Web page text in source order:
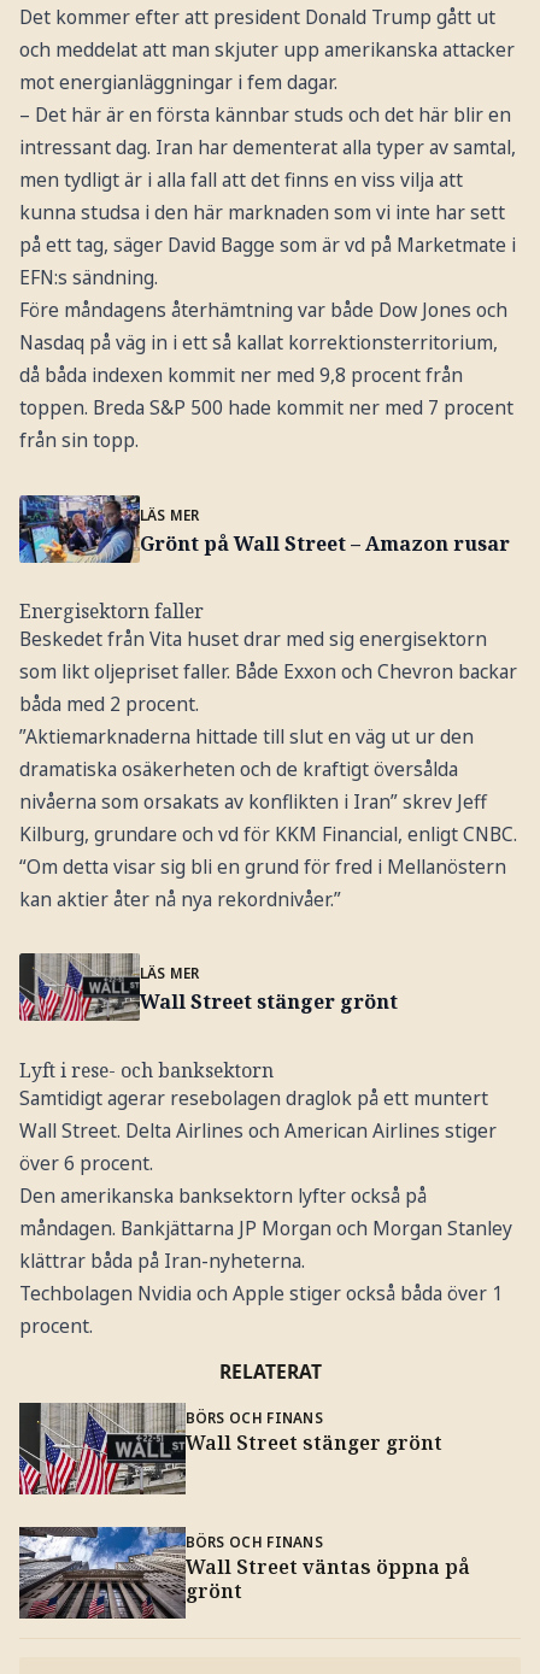
Det kommer efter att president Donald Trump gått ut
och meddelat att man skjuter upp amerikanska attacker
mot energianläggningar i fem dagar.
– Det här är en första kännbar studs och det här blir en
intressant dag. Iran har dementerat alla typer av samtal,
men tydligt är i alla fall att det finns en viss vilja att
kunna studsa i den här marknaden som vi inte har sett
på ett tag, säger David Bagge som är vd på Marketmate i
EFN:s sändning.
Före måndagens återhämtning var både Dow Jones och
Nasdaq på väg in i ett så kallat korrektionsterritorium,
då båda indexen kommit ner med 9,8 procent från
toppen. Breda S&P 500 hade kommit ner med 7 procent
från sin topp.
LÄS MER
Grönt på Wall Street – Amazon rusar
Energisektorn faller
Beskedet från Vita huset drar med sig energisektorn
som likt oljepriset faller. Både Exxon och Chevron backar
båda med 2 procent.
”Aktiemarknaderna hittade till slut en väg ut ur den
dramatiska osäkerheten och de kraftigt översålda
nivåerna som orsakats av konflikten i Iran” skrev Jeff
Kilburg, grundare och vd för KKM Financial, enligt CNBC.
“Om detta visar sig bli en grund för fred i Mellanöstern
kan aktier åter nå nya rekordnivåer.”
LÄS MER
Wall Street stänger grönt
Lyft i rese- och banksektorn
Samtidigt agerar resebolagen draglok på ett muntert
Wall Street. Delta Airlines och American Airlines stiger
över 6 procent.
Den amerikanska banksektorn lyfter också på
måndagen. Bankjättarna JP Morgan och Morgan Stanley
klättrar båda på Iran-nyheterna.
Techbolagen Nvidia och Apple stiger också båda över 1
procent.
RELATERAT
BÖRS OCH FINANS
Wall Street stänger grönt
BÖRS OCH FINANS
Wall Street väntas öppna på
grönt